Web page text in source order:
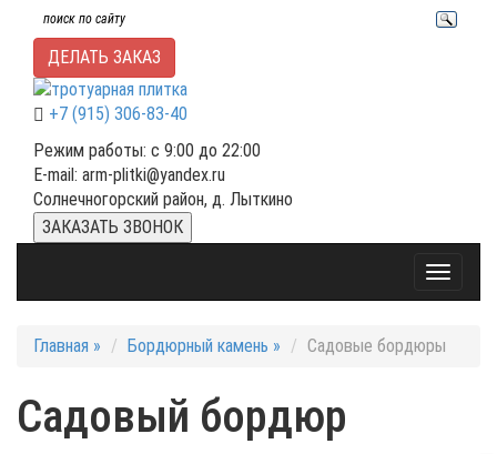
ДЕЛАТЬ ЗАКАЗ
+7 (915) 306-83-40
Режим работы: с 9:00 до 22:00
E-mail: arm-plitki@yandex.ru
Солнечногорский район, д. Лыткино
ЗАКАЗАТЬ ЗВОНОК
Toggle
Главная » Бордюрный камень » Садовые бордюры
Садовый бордюр